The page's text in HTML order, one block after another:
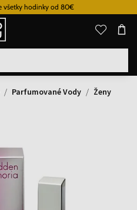
všetky hodinky od 80€
Parfumované Vody Ženy